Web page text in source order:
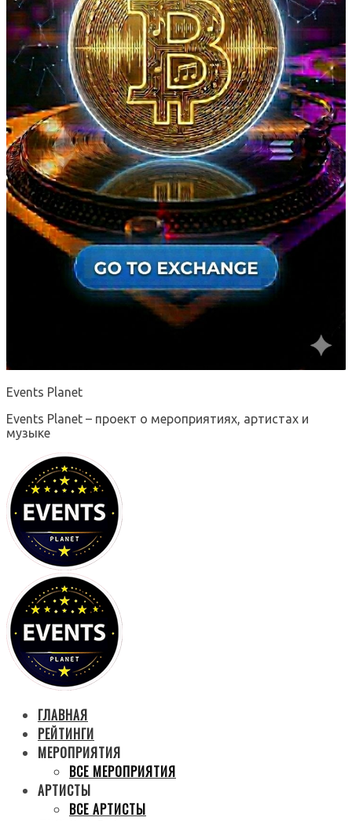
Events Planet
Events Planet – проект о мероприятиях, артистах и
музыке
ГЛАВНАЯ
РЕЙТИНГИ
МЕРОПРИЯТИЯ
ВСЕ МЕРОПРИЯТИЯ
АРТИСТЫ
ВСЕ АРТИСТЫ